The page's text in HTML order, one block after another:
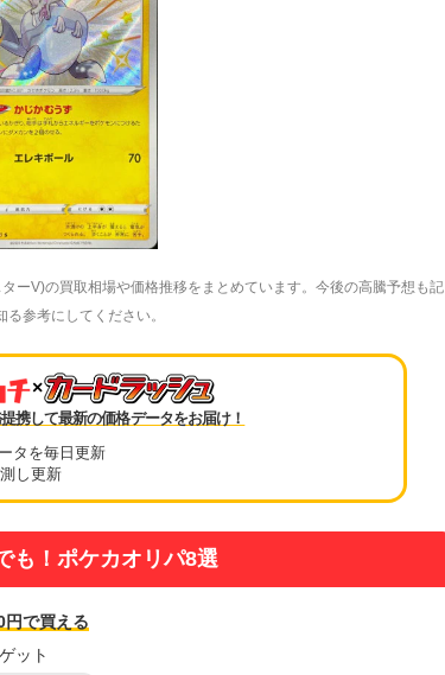
ーV)の買取相場や価格推移をまとめています。今後の高騰予想も記
参考にしてください。
×
携して最新の価格データをお届け！
タを毎日更新
し更新
も！ポケカオリパ8選
円で買える
ット